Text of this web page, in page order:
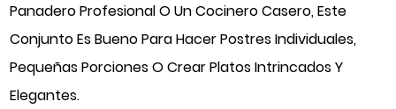
Panadero Profesional O Un Cocinero Casero, Este
Conjunto Es Bueno Para Hacer Postres Individuales,
Pequeñas Porciones O Crear Platos Intrincados Y
Elegantes.